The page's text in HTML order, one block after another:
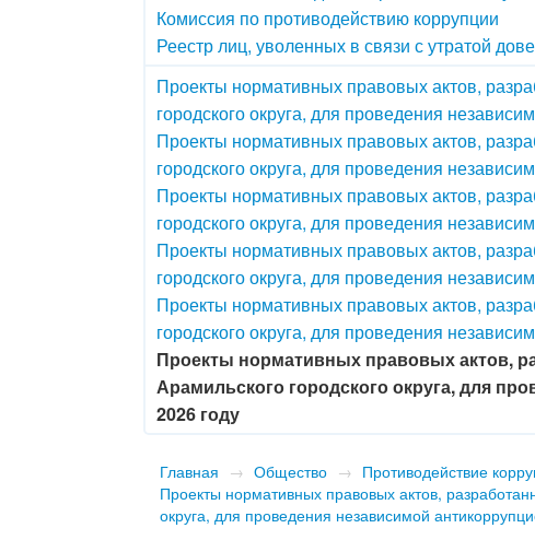
Комиссия по противодействию коррупции
Реестр лиц, уволенных в связи с утратой
Проекты нормативных правовых актов,
городского округа, для проведения
Проекты нормативных правовых актов,
городского округа, для проведения
Проекты нормативных правовых актов,
городского округа, для проведения
Проекты нормативных правовых актов,
городского округа, для проведения
Проекты нормативных правовых актов,
городского округа, для проведения
Проекты нормативных правовых актов,
Арамильского городского округа, для
2026 году
Главная → Общество → Противодействие
Проекты нормативных правовых актов,
округа, для проведения независимой